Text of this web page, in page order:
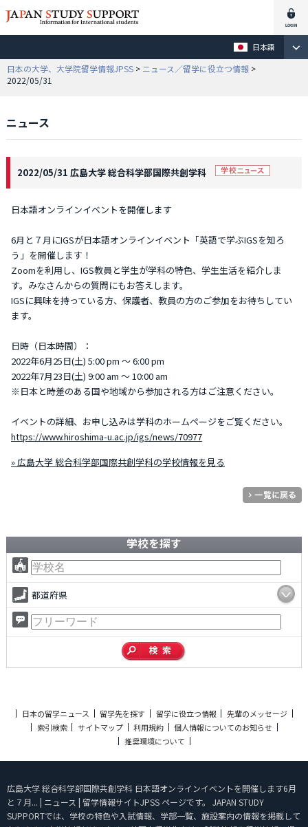
日本語
日本の大学、大学院留学情報JPSS > ニュース／留学に役立つ情報 >
2022/05/31
ニュース
2022/05/31 広島大学 総合科学部国際共創学科
日本語オンラインイベントを開催します
6月と７月にIGSが日本語オンラインイベント「英語で学ぶIGSを知ろ
う」を開催します！
Zoomを利用し、IGS教員と学生が学科の特色、学生生活を紹介しま
す。みなさんからの質問にもお答えします。
IGSに興味を持っている方、保護者、教員の方のご参加をお待ちしてい
ます。
日時（日本時間）：
2022年6月25日(土) 5:00 pm ～ 6:00 pm
2022年7月23日(土) 9:00 am ～ 10:00 am
※日本と時差のある国や地域から参加される方はご注意ください。
イベントの詳細、お申し込みは学科のホームページをご覧ください。
https://www.hiroshima-u.ac.jp/igs/news/70977
» 広島大学 総合科学部国際共創学科の学校情報を見る
学校を探す
都道府県
日本の留学ニュース 留学先を探す 留学に役立つ情報
先輩のメッセージ
索引検索
サイトマップ 利用規約
個人情報についてのお知らせ
推奨環境について
広島大学 総合科学部国際共創学科 日本語オンラインイベントを開催します6月
と７月... | ニュース | 留学情報サイトJPSS ページです。 JAPAN STUDY
SUPPORTでは、学校の特色や入試情報、学部一覧、施設案内の情報を掲載して